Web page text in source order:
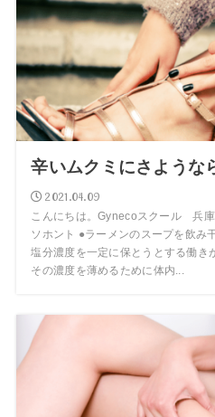
辛いムクミにさような
2021.04.09
こんにちは。Gynecoスクール 兵
ソホント ●ラーメンのスープを飲み
塩分濃度を一定に保とうとする働き
その濃度を薄めるために体内...